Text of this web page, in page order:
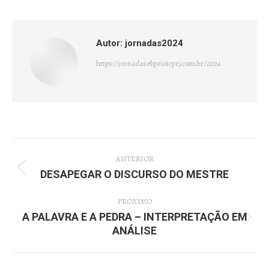
Autor: jornadas2024
https://jornadasebprioicprj.com.br/2024
de
post:
ANTERIOR
Post
anterior:
DESAPEGAR O DISCURSO DO MESTRE
PRÓXIMO
Próximo
A PALAVRA E A PEDRA – INTERPRETAÇÃO EM
ANÁLISE